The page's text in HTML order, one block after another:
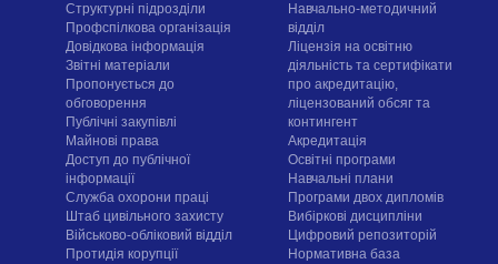
Структурні підрозділи
Профспілкова організація
Довідкова інформація
Звітні матеріали
Пропонується до
обговорення
Публічні закупівлі
Майнові права
Доступ до публічної
інформації
Служба охорони праці
Штаб цивільного захисту
Військово-обліковий відділ
Протидія корупції
Навчально-методичний
відділ
Ліцензія на освітню
діяльність та сертифікати
про акредитацію,
ліцензований обсяг та
контингент
Акредитація
Освітні програми
Навчальні плани
Програми двох дипломів
Вибіркові дисципліни
Цифровий репозиторій
Нормативна база